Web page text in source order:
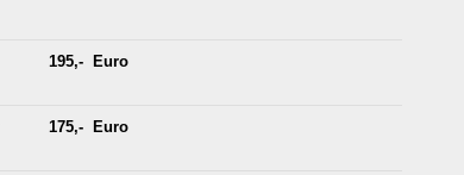
195,- Euro
175,- Euro